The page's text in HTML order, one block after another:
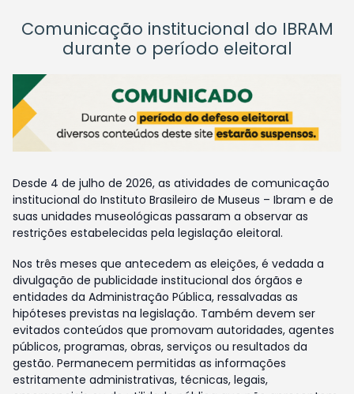
Comunicação institucional do IBRAM
durante o período eleitoral
Desde 4 de julho de 2026, as atividades de comunicação
institucional do Instituto Brasileiro de Museus – Ibram e de
suas unidades museológicas passaram a observar as
restrições estabelecidas pela legislação eleitoral.
Nos três meses que antecedem as eleições, é vedada a
divulgação de publicidade institucional dos órgãos e
entidades da Administração Pública, ressalvadas as
hipóteses previstas na legislação. Também devem ser
evitados conteúdos que promovam autoridades, agentes
públicos, programas, obras, serviços ou resultados da
gestão. Permanecem permitidas as informações
estritamente administrativas, técnicas, legais,